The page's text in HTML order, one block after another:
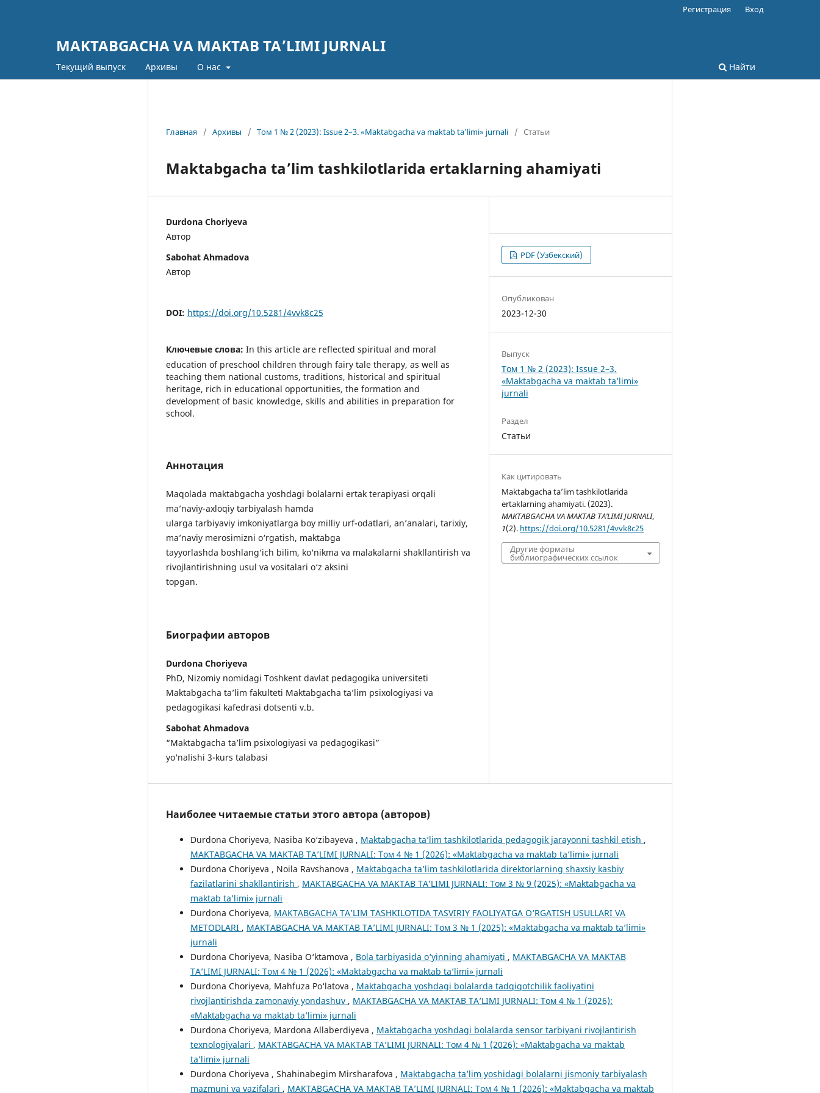
MAKTABGACHA VA MAKTAB TA’LIMI JURNALI
Текущий выпуск Архивы О нас Найти
Регистрация Вход
Главная / Архивы / Том 1 № 2 (2023): Issue 2–3. «Maktabgacha va maktab ta’limi» jurnali / Статьи
Maktabgacha ta’lim tashkilotlarida ertaklarning ahamiyati
Durdona Choriyeva
Автор
Sabohat Ahmadova
Автор
DOI: https://doi.org/10.5281/4vvk8c25
Ключевые слова: In this article are reflected spiritual and moral
education of preschool children through fairy tale therapy, as well as
teaching them national customs, traditions, historical and spiritual
heritage, rich in educational opportunities, the formation and
development of basic knowledge, skills and abilities in preparation for
school.
Аннотация
Maqolada maktabgacha yoshdagi bolalarni ertak terapiyasi orqali
ma’naviy-axloqiy tarbiyalash hamda
ularga tarbiyaviy imkoniyatlarga boy milliy urf-odatlari, an’analari, tarixiy,
ma’naviy merosimizni o‘rgatish, maktabga
tayyorlashda boshlang‘ich bilim, ko‘nikma va malakalarni shakllantirish va
rivojlantirishning usul va vositalari o‘z aksini
topgan.
Биографии авторов
Durdona Choriyeva
PhD, Nizomiy nomidagi Toshkent davlat pedagogika universiteti
Maktabgacha ta’lim fakulteti Maktabgacha ta’lim psixologiyasi va
pedagogikasi kafedrasi dotsenti v.b.
Sabohat Ahmadova
“Maktabgacha ta’lim psixologiyasi va pedagogikasi”
yo‘nalishi 3-kurs talabasi
PDF (Узбекский)
Опубликован
2023-12-30
Выпуск
Том 1 № 2 (2023): Issue 2–3.
«Maktabgacha va maktab ta’limi»
jurnali
Раздел
Статьи
Как цитировать
Maktabgacha ta’lim tashkilotlarida
ertaklarning ahamiyati. (2023).
MAKTABGACHA VA MAKTAB TA’LIMI JURNALI,
1(2). https://doi.org/10.5281/4vvk8c25
Другие форматы
библиографических ссылок
Наиболее читаемые статьи этого автора (авторов)
Durdona Choriyeva, Nasiba Ko‘zibayeva , Maktabgacha ta’lim tashkilotlarida pedagogik jarayonni tashkil etish ,
MAKTABGACHA VA MAKTAB TA’LIMI JURNALI: Том 4 № 1 (2026): «Maktabgacha va maktab ta’limi» jurnali
Durdona Choriyeva , Noila Ravshanova , Maktabgacha taʼlim tashkilotlarida direktorlarning shaxsiy kasbiy
fazilatlarini shakllantirish , MAKTABGACHA VA MAKTAB TA’LIMI JURNALI: Том 3 № 9 (2025): «Maktabgacha va
maktab ta’limi» jurnali
Durdona Choriyeva, MAKTABGACHA TA’LIM TASHKILOTIDA TASVIRIY FAOLIYATGA O‘RGATISH USULLARI VA
METODLARI , MAKTABGACHA VA MAKTAB TA’LIMI JURNALI: Том 3 № 1 (2025): «Maktabgacha va maktab ta’limi»
jurnali
Durdona Choriyeva, Nasiba O‘ktamova , Bola tarbiyasida o‘yinning ahamiyati , MAKTABGACHA VA MAKTAB
TA’LIMI JURNALI: Том 4 № 1 (2026): «Maktabgacha va maktab ta’limi» jurnali
Durdona Choriyeva, Mahfuza Po‘latova , Maktabgacha yoshdagi bolalarda tadqiqotchilik faoliyatini
rivojlantirishda zamonaviy yondashuv , MAKTABGACHA VA MAKTAB TA’LIMI JURNALI: Том 4 № 1 (2026):
«Maktabgacha va maktab ta’limi» jurnali
Durdona Choriyeva, Mardona Allaberdiyeva , Maktabgacha yoshdagi bolalarda sensor tarbiyani rivojlantirish
texnologiyalari , MAKTABGACHA VA MAKTAB TA’LIMI JURNALI: Том 4 № 1 (2026): «Maktabgacha va maktab
ta’limi» jurnali
Durdona Choriyeva , Shahinabegim Mirsharafova , Maktabgacha ta’lim yoshidagi bolalarni jismoniy tarbiyalash
mazmuni va vazifalari , MAKTABGACHA VA MAKTAB TA’LIMI JURNALI: Том 4 № 1 (2026): «Maktabgacha va maktab